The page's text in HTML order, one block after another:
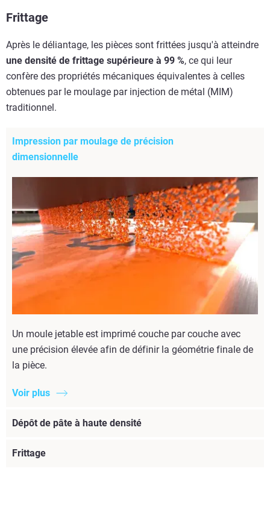
Frittage
Après le déliantage, les pièces sont frittées jusqu'à atteindre
une densité de frittage supérieure à 99 %, ce qui leur
confère des propriétés mécaniques équivalentes à celles
obtenues par le moulage par injection de métal (MIM)
traditionnel.
Impression par moulage de précision
dimensionnelle
Un moule jetable est imprimé couche par couche avec
une précision élevée afin de définir la géométrie finale de
la pièce.
Voir plus
Dépôt de pâte à haute densité
Frittage